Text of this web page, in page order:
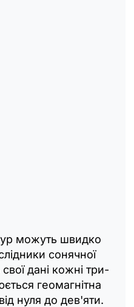
можуть швидко
сонячної
дані кожні три-
геомагнітна
нуля до дев'яти.